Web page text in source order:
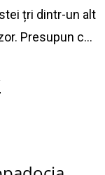
țӑri dintr-un alt
Presupun cӑ…